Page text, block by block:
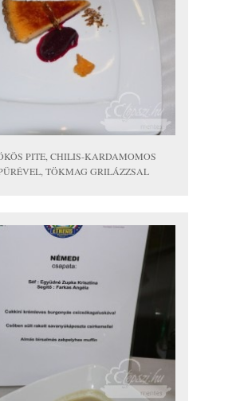
PITE, CHILIS-KARDAMOMOS
TÖKMAG GRILÁZZSAL